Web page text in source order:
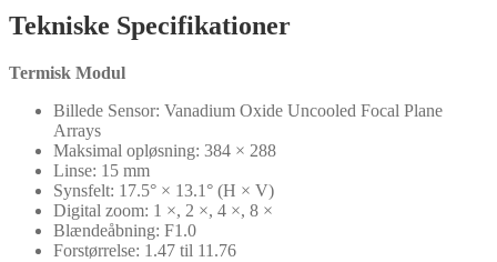
Tekniske Specifikationer
Termisk Modul
Billede Sensor: Vanadium Oxide Uncooled Focal Plane
Arrays
Maksimal opløsning: 384 × 288
Linse: 15 mm
Synsfelt: 17.5° × 13.1° (H × V)
Digital zoom: 1 ×, 2 ×, 4 ×, 8 ×
Blændeåbning: F1.0
Forstørrelse: 1.47 til 11.76